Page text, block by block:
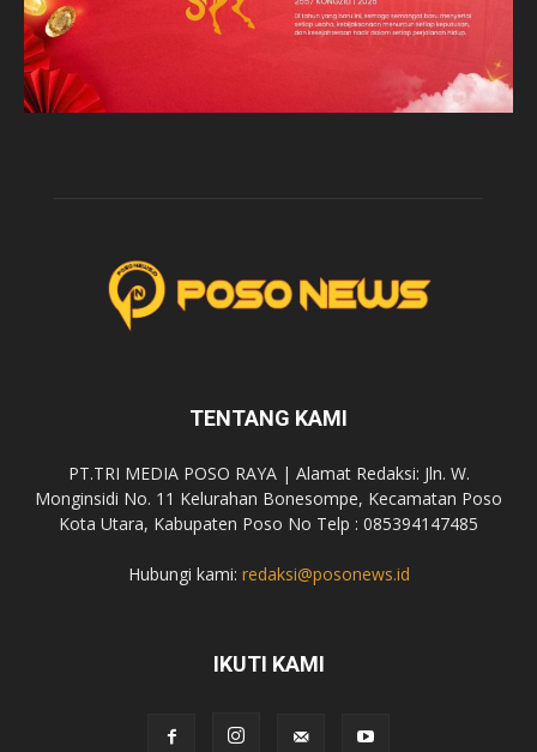
TENTANG KAMI
PT.TRI MEDIA POSO RAYA | Alamat Redaksi: Jln. W.
Monginsidi No. 11 Kelurahan Bonesompe, Kecamatan Poso
Kota Utara, Kabupaten Poso No Telp : 085394147485
Hubungi kami: redaksi@posonews.id
IKUTI KAMI